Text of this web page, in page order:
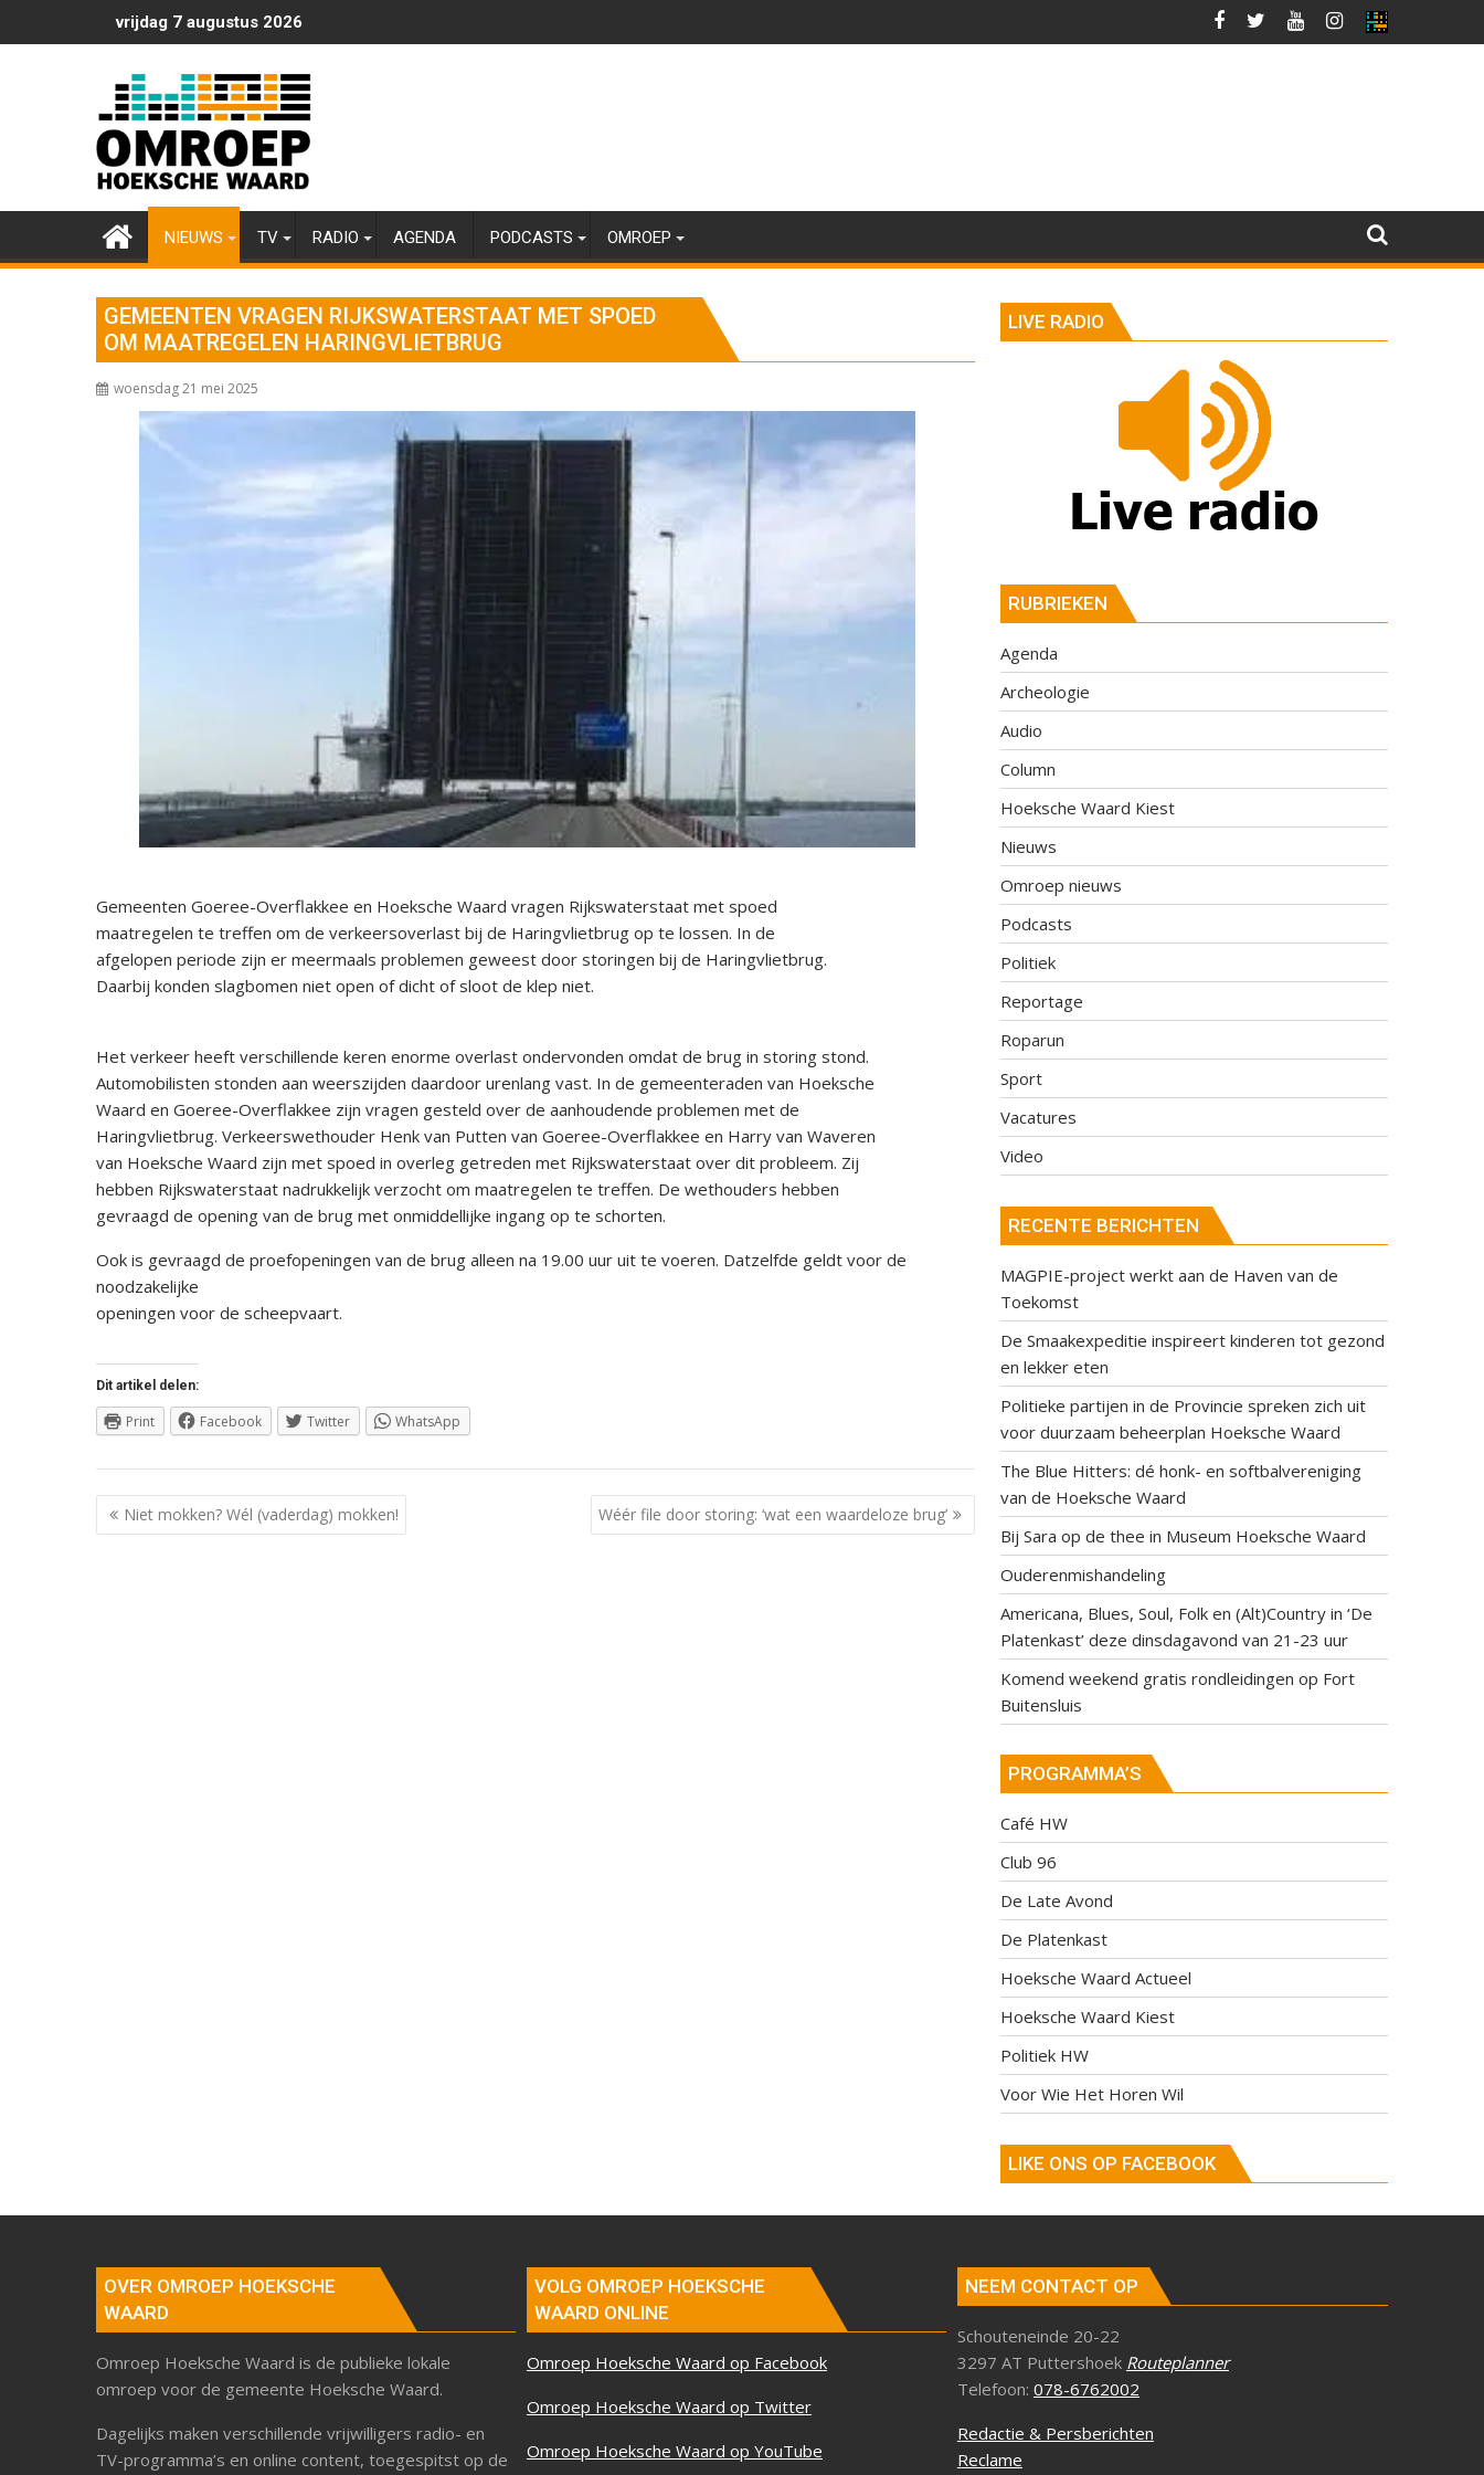
naar
vrijdag 7 augustus 2026
NIEUWS TV RADIO AGENDA PODCASTS OMROEP
GEMEENTEN VRAGEN RIJKSWATERSTAAT MET SPOED
OM MAATREGELEN HARINGVLIETBRUG
woensdag 21 mei 2025
Gemeenten Goeree-Overflakkee en Hoeksche Waard vragen Rijkswaterstaat met spoed
maatregelen te treffen om de verkeersoverlast bij de Haringvlietbrug op te lossen. In de
afgelopen periode zijn er meermaals problemen geweest door storingen bij de Haringvlietbrug.
Daarbij konden slagbomen niet open of dicht of sloot de klep niet.
Het verkeer heeft verschillende keren enorme overlast ondervonden omdat de brug in storing stond.
Automobilisten stonden aan weerszijden daardoor urenlang vast. In de gemeenteraden van Hoeksche
Waard en Goeree-Overflakkee zijn vragen gesteld over de aanhoudende problemen met de
Haringvlietbrug. Verkeerswethouder Henk van Putten van Goeree-Overflakkee en Harry van Waveren
van Hoeksche Waard zijn met spoed in overleg getreden met Rijkswaterstaat over dit probleem. Zij
hebben Rijkswaterstaat nadrukkelijk verzocht om maatregelen te treffen. De wethouders hebben
gevraagd de opening van de brug met onmiddellijke ingang op te schorten.
Ook is gevraagd de proefopeningen van de brug alleen na 19.00 uur uit te voeren. Datzelfde geldt voor de
noodzakelijke
openingen voor de scheepvaart.
Dit artikel delen:
Print Facebook Twitter WhatsApp
Berichtnavigatie
Niet mokken? Wél (vaderdag) mokken! Wéér file door storing: ‘wat een waardeloze brug’
LIVE RADIO
RUBRIEKEN
Agenda
Archeologie
Audio
Column
Hoeksche Waard Kiest
Nieuws
Omroep nieuws
Podcasts
Politiek
Reportage
Roparun
Sport
Vacatures
Video
RECENTE BERICHTEN
MAGPIE-project werkt aan de Haven van de
Toekomst
De Smaakexpeditie inspireert kinderen tot gezond
en lekker eten
Politieke partijen in de Provincie spreken zich uit
voor duurzaam beheerplan Hoeksche Waard
The Blue Hitters: dé honk- en softbalvereniging
van de Hoeksche Waard
Bij Sara op de thee in Museum Hoeksche Waard
Ouderenmishandeling
Americana, Blues, Soul, Folk en (Alt)Country in ‘De
Platenkast’ deze dinsdagavond van 21-23 uur
Komend weekend gratis rondleidingen op Fort
Buitensluis
PROGRAMMA’S
Café HW
Club 96
De Late Avond
De Platenkast
Hoeksche Waard Actueel
Hoeksche Waard Kiest
Politiek HW
Voor Wie Het Horen Wil
LIKE ONS OP FACEBOOK
OVER OMROEP HOEKSCHE
WAARD
Omroep Hoeksche Waard is de publieke lokale
omroep voor de gemeente Hoeksche Waard.
Dagelijks maken verschillende vrijwilligers radio- en
TV-programma’s en online content, toegespitst op de
VOLG OMROEP HOEKSCHE
WAARD ONLINE
Omroep Hoeksche Waard op Facebook
Omroep Hoeksche Waard op Twitter
Omroep Hoeksche Waard op YouTube
NEEM CONTACT OP
Schouteneinde 20-22
3297 AT Puttershoek Routeplanner
Telefoon: 078-6762002
Redactie & Persberichten
Reclame